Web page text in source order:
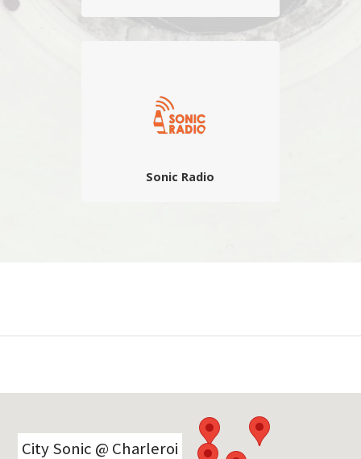
Composé d’installations, créations ou
partenaires…
Sonic Radio